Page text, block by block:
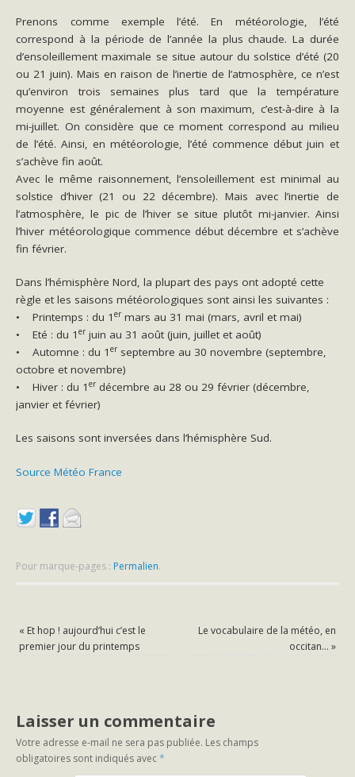
Prenons comme exemple l’été. En météorologie, l’été
correspond à la période de l’année la plus chaude. La durée
d’ensoleillement maximale se situe autour du solstice d’été (20
ou 21 juin). Mais en raison de l’inertie de l’atmosphère, ce n’est
qu’environ trois semaines plus tard que la température
moyenne est généralement à son maximum, c’est-à-dire à la
mi-juillet. On considère que ce moment correspond au milieu
de l’été. Ainsi, en météorologie, l’été commence début juin et
s’achève fin août.
Avec le même raisonnement, l’ensoleillement est minimal au
solstice d’hiver (21 ou 22 décembre). Mais avec l’inertie de
l’atmosphère, le pic de l’hiver se situe plutôt mi-janvier. Ainsi
l’hiver météorologique commence début décembre et s’achève
fin février.
Dans l’hémisphère Nord, la plupart des pays ont adopté cette
règle et les saisons météorologiques sont ainsi les suivantes :
• Printemps : du 1er mars au 31 mai (mars, avril et mai)
• Eté : du 1er juin au 31 août (juin, juillet et août)
• Automne : du 1er septembre au 30 novembre (septembre,
octobre et novembre)
• Hiver : du 1er décembre au 28 ou 29 février (décembre,
janvier et février)
Les saisons sont inversées dans l’hémisphère Sud.
Source Météo France
Pour marque-pages : Permalien.
« Et hop ! aujourd’hui c’est le
premier jour du printemps
Le vocabulaire de la météo, en
occitan… »
Laisser un commentaire
Votre adresse e-mail ne sera pas publiée. Les champs
obligatoires sont indiqués avec*